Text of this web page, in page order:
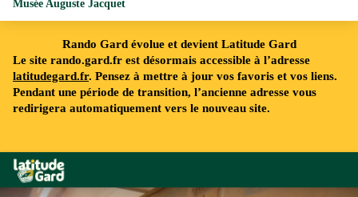
Rando Gard évolue et devient Latitude Gard
Le site rando.gard.fr est désormais accessible à l’adresse
latitudegard.fr. Pensez à mettre à jour vos favoris et vos liens.
Pendant une période de transition, l’ancienne adresse vous
redirigera automatiquement vers le nouveau site.
Rando Gard
Musée Auguste Jacquet